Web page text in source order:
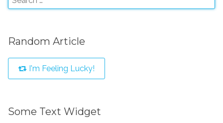
Random Article
I'm Feeling Lucky!
Some Text Widget